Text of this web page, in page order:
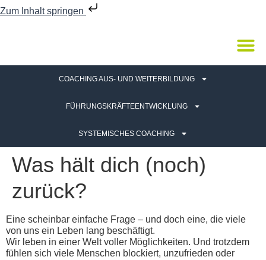
Zum Inhalt springen
COACHING AUS- UND WEITERBILDUNG
FÜHRUNGSKRÄFTEENTWICKLUNG
SYSTEMISCHES COACHING
Was hält dich (noch)
zurück?
Eine scheinbar einfache Frage – und doch eine, die viele
von uns ein Leben lang beschäftigt.
Wir leben in einer Welt voller Möglichkeiten. Und trotzdem
fühlen sich viele Menschen blockiert, unzufrieden oder